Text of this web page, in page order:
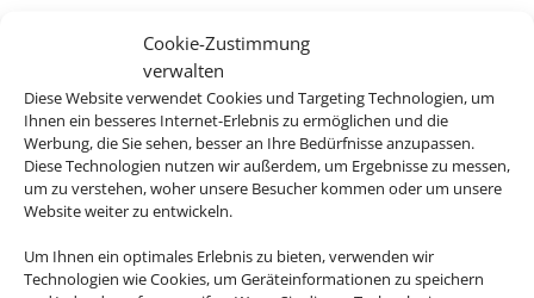
Cookie-Zustimmung
verwalten
Diese Website verwendet Cookies und Targeting Technologien, um
Ihnen ein besseres Internet-Erlebnis zu ermöglichen und die
Werbung, die Sie sehen, besser an Ihre Bedürfnisse anzupassen.
Diese Technologien nutzen wir außerdem, um Ergebnisse zu messen,
um zu verstehen, woher unsere Besucher kommen oder um unsere
Website weiter zu entwickeln.
Um Ihnen ein optimales Erlebnis zu bieten, verwenden wir
Technologien wie Cookies, um Geräteinformationen zu speichern